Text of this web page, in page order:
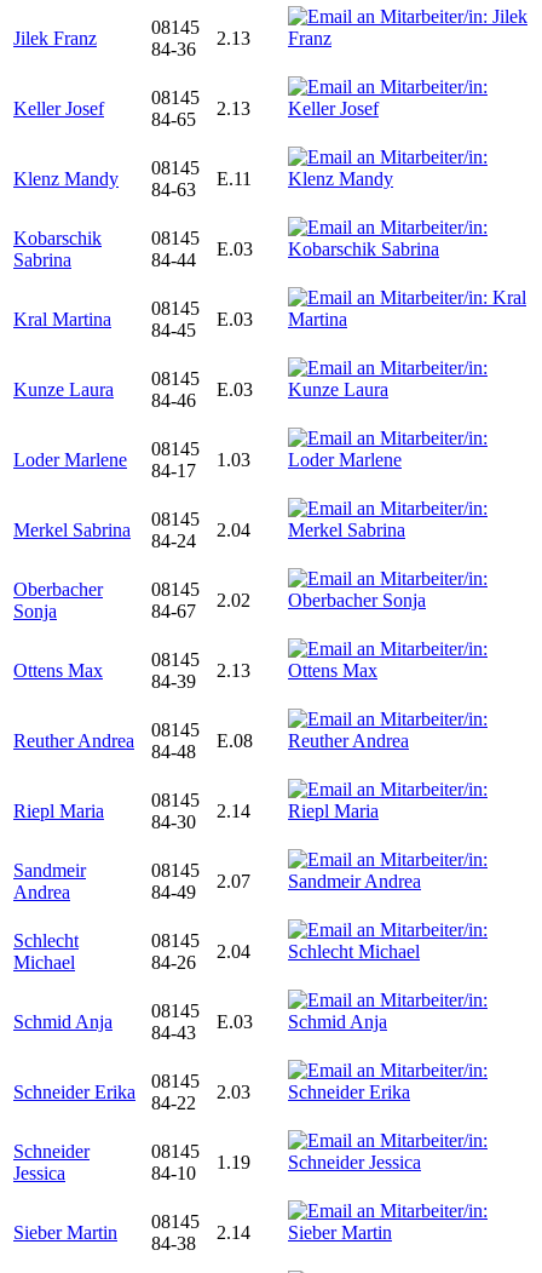
Jilek Franz
08145
84-36
2.13
Keller Josef
08145
84-65
2.13
Klenz Mandy
08145
84-63
E.11
Kobarschik
Sabrina
08145
84-44
E.03
Kral Martina
08145
84-45
E.03
Kunze Laura
08145
84-46
E.03
Loder Marlene
08145
84-17
1.03
Merkel Sabrina
08145
84-24
2.04
Oberbacher
Sonja
08145
84-67
2.02
Ottens Max
08145
84-39
2.13
Reuther Andrea
08145
84-48
E.08
Riepl Maria
08145
84-30
2.14
Sandmeir
Andrea
08145
84-49
2.07
Schlecht
Michael
08145
84-26
2.04
Schmid Anja
08145
84-43
E.03
Schneider Erika
08145
84-22
2.03
Schneider
Jessica
08145
84-10
1.19
Sieber Martin
08145
84-38
2.14